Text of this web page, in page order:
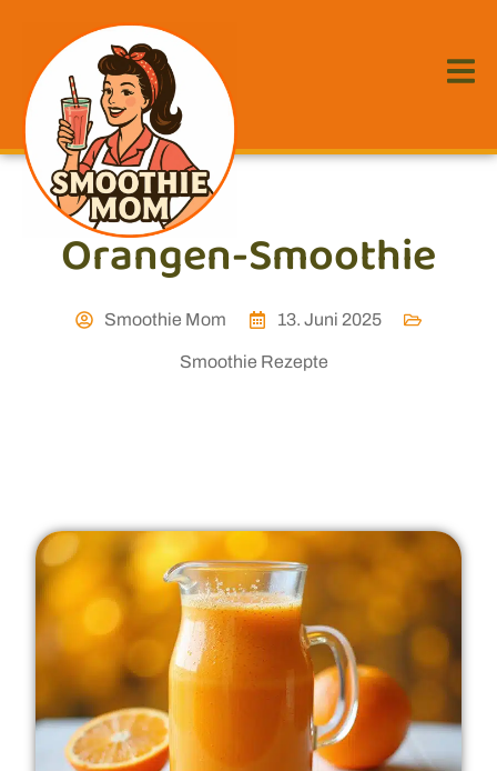
Orangen-Smoothie
Smoothie Mom 13. Juni 2025
Smoothie Rezepte